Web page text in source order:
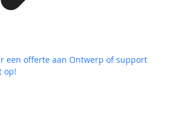
een offerte aan Ontwerp of support
op!